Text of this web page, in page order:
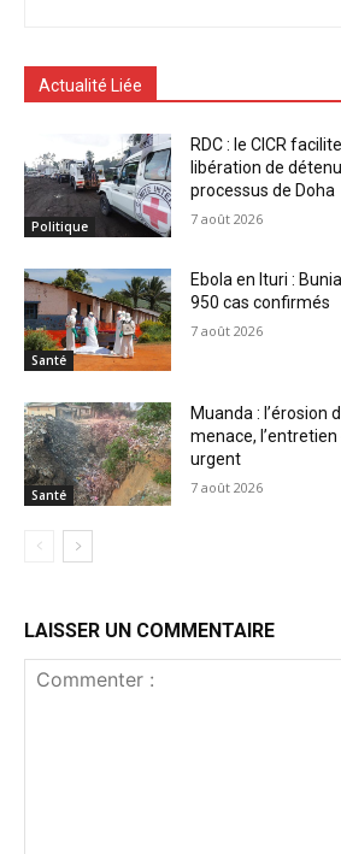
Actualité Liée
Politique
RDC : le CICR
libération de
processus de Doha
7 août 2026
Santé
Ebola en Ituri :
950 cas confirmés
7 août 2026
Santé
Muanda : l’érosion
menace,
urgent
7 août 2026
LAISSER UN COMMENTAIRE